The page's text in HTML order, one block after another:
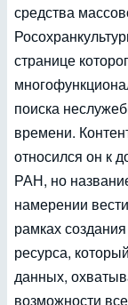
средства
странице
поиска
времени.
относился он к
РАН, но
намерении
рамках
ресурса,
данных,
возможности